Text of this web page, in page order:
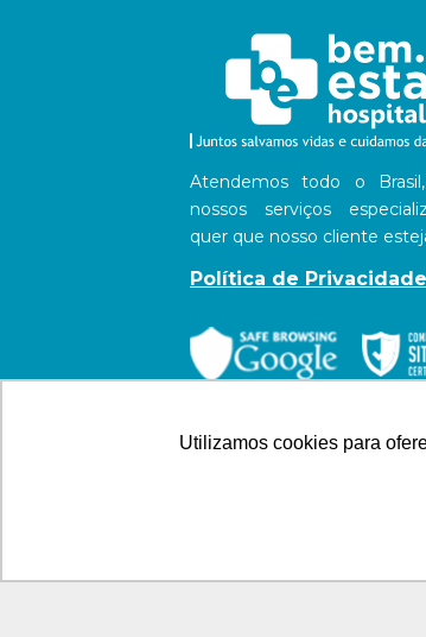
Utilizamos cookies para
Atendemos todo o
nossos serviços
quer que nosso cliente
Política de Privacidade